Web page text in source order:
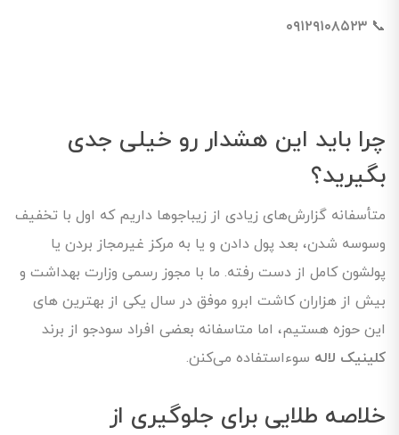
📞 ۰۹۱۲۹۱۰۸۵۲۳
چرا باید این هشدار رو خیلی جدی
بگیرید؟
متأسفانه گزارش‌های زیادی از زیباجوها داریم که اول با تخفیف
وسوسه شدن، بعد پول دادن و یا به مرکز غیرمجاز بردن یا
پولشون کامل از دست رفته. ما با مجوز رسمی وزارت بهداشت و
بیش از هزاران کاشت ابرو موفق در سال یکی از بهترین های
این حوزه هستیم، اما متاسفانه بعضی افراد سودجو از برند
کلینیک لاله سوءاستفاده می‌کنن.
خلاصه طلایی برای جلوگیری از